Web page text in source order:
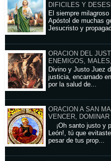
DIFICILES Y
El siempre
Apóstol de muchas
Jesucristo y
ORACION DEL
ENEMIGOS,
Divino y Justo Juez
justicia, encarnado
por la salud de...
ORACION A SAN
VENCER, DOMINAR
¡Oh santo justo y
León!, tú que
pesar de tus prop...